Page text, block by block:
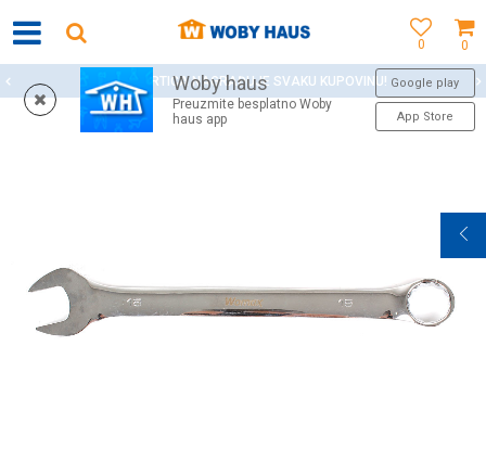
0
0
Woby haus
Preuzmite besplatno Woby
haus app
Google play
App Store
WOBY KARTICA NAGRAĐUJE SVAKU KUPOVINU!